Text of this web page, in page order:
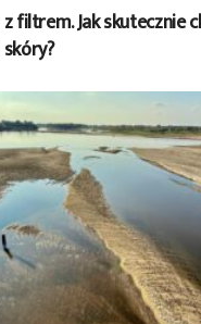
filtrem. Jak skutecznie